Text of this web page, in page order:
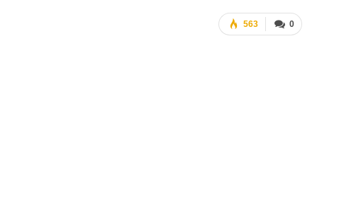
0
563